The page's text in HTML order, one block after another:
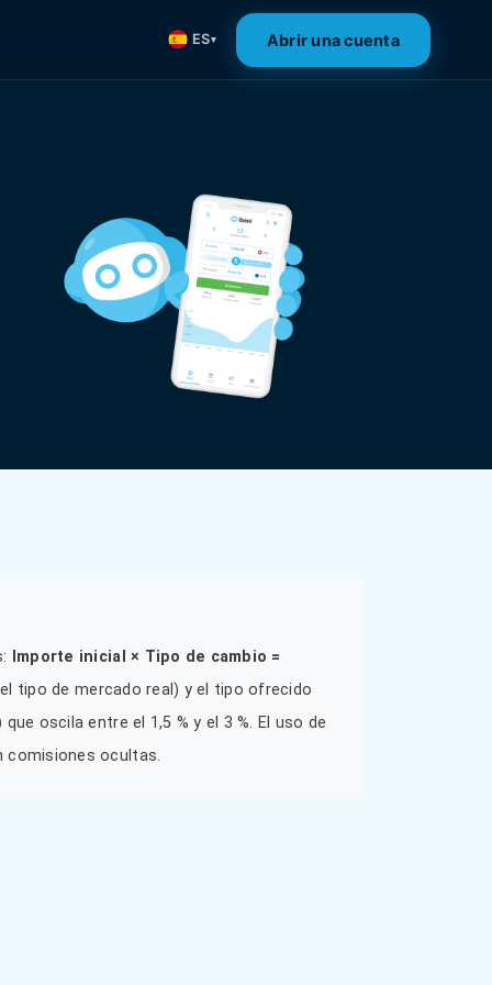
ES▾ Abrir una cuenta
Importe inicial × Tipo de cambio =
tipo de mercado real) y el tipo ofrecido
que oscila entre el 1,5 % y el 3 %. El uso de
comisiones ocultas.